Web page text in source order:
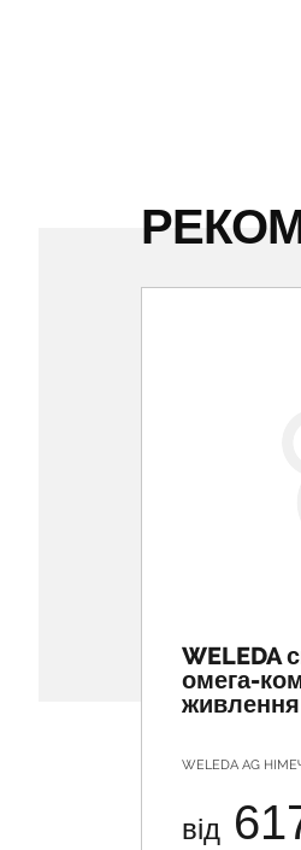
WELEDA
омега-
WELEDA AG
від